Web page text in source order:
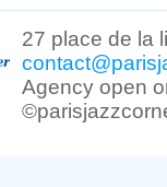
27 place de la
Agency open